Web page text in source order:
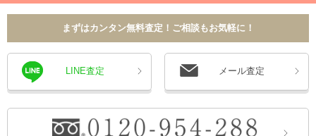
まずはカンタン無料査定！ご相談もお気軽に！
LINE査定 メール査定